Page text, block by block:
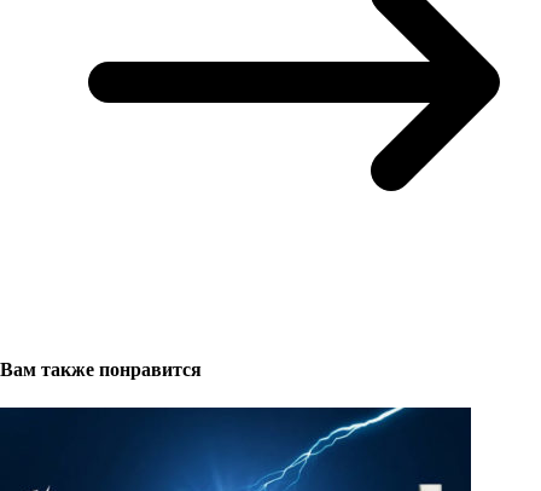
Вам также понравится